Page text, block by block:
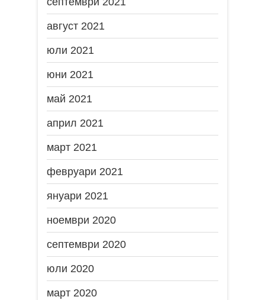
август 2021
юли 2021
юни 2021
май 2021
април 2021
март 2021
февруари 2021
януари 2021
ноември 2020
септември 2020
юли 2020
март 2020